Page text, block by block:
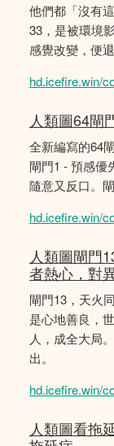
他們都「沒有
33，是被環境
感覺改變，便退
hd.icefire.win/
人類圖64閘
全新編寫的64
閘門1 - 預感優
隨意又反口。
hd.icefire.win/
人類圖閘門
者熱心，對
閘門13，天火
是心地善良，
人，成全大局
出。
hd.icefire.win/
人類圖看拖